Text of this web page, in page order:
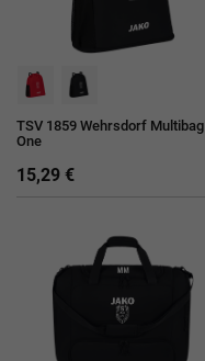
TSV 1859 Wehrsdorf Multibag
One
15,29 €